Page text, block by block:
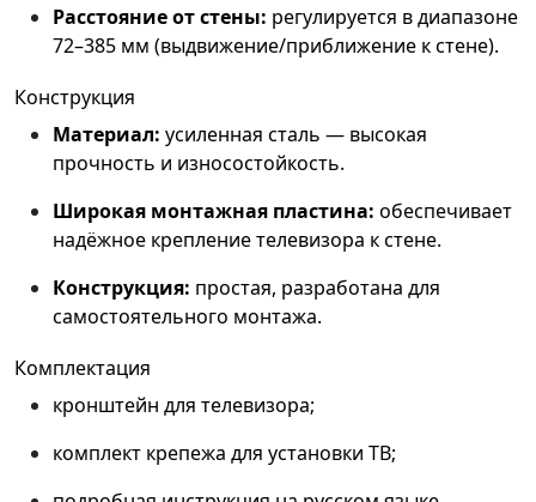
Расстояние от стены: регулируется в диапазоне
72–385 мм (выдвижение/приближение к стене).
Конструкция
Материал: усиленная сталь — высокая
прочность и износостойкость.
Широкая монтажная пластина: обеспечивает
надёжное крепление телевизора к стене.
Конструкция: простая, разработана для
самостоятельного монтажа.
Комплектация
кронштейн для телевизора;
комплект крепежа для установки ТВ;